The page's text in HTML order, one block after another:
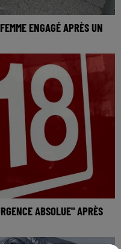
ENGAGÉ APRÈS UN
ABSOLUE" APRÈS